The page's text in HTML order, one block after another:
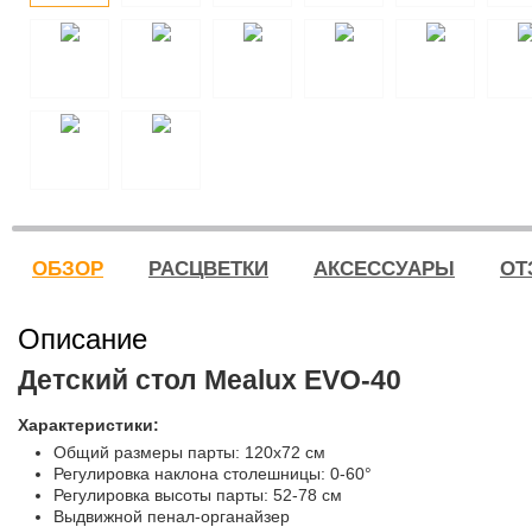
ОБЗОР РАСЦВЕТКИ АКСЕССУАРЫ
Описание
Детский стол Mealux EVO-40
Характеристики:
Общий размеры парты: 120x72 см
Регулировка наклона столешницы: 0-60°
Регулировка высоты парты: 52-78 см
Выдвижной пенал-органайзер